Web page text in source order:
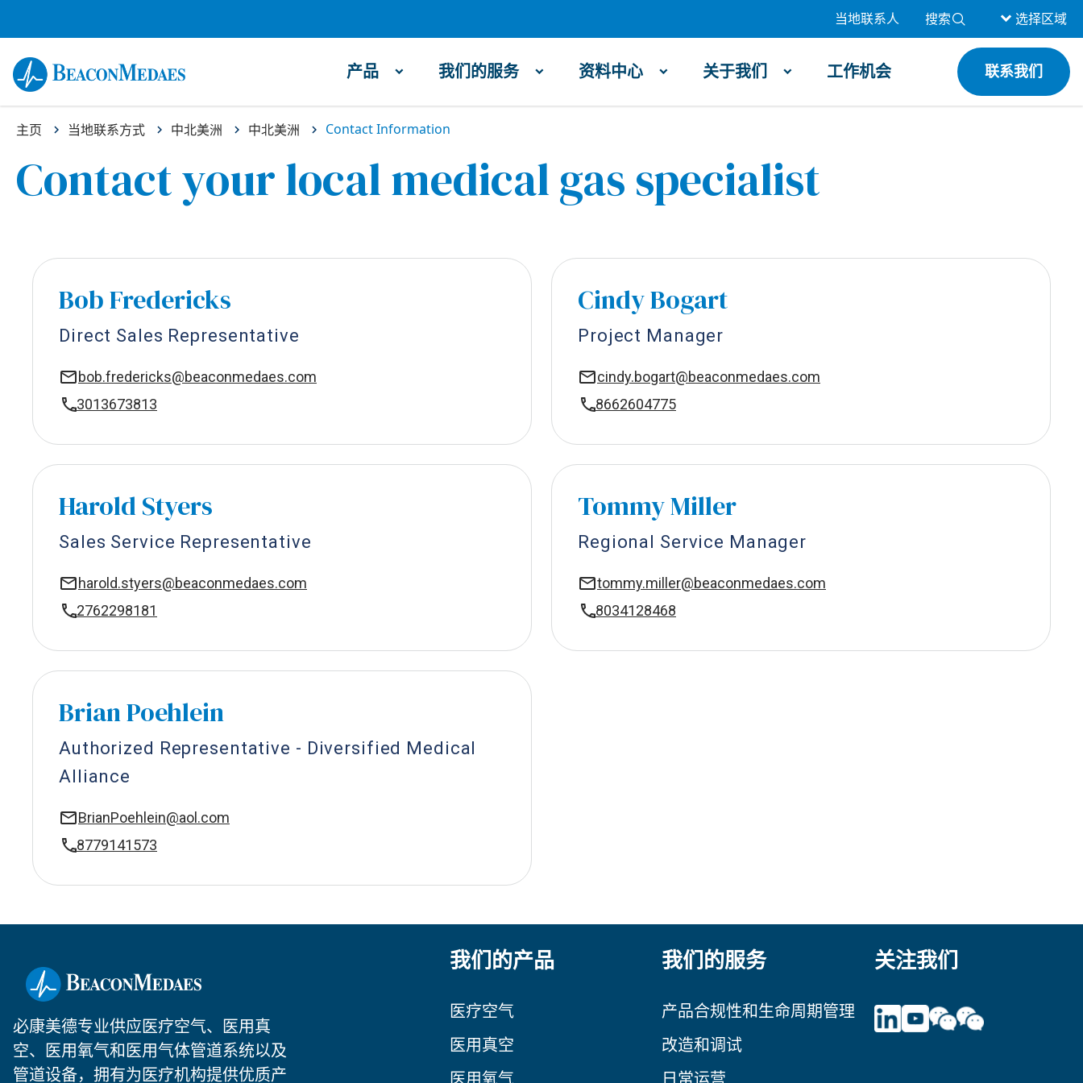
当地联系人 搜索 选择区域
产品 我们的服务 资料中心 关于我们 工作机会 联系我们
主页 当地联系方式 中北美洲 中北美洲 Contact Information
Contact your local medical gas specialist
Direct Sales Representative
Bob Fredericks
bob.fredericks@beaconmedaes.com
3013673813
Project Manager
Cindy Bogart
cindy.bogart@beaconmedaes.com
8662604775
Sales Service Representative
Harold Styers
harold.styers@beaconmedaes.com
2762298181
Regional Service Manager
Tommy Miller
tommy.miller@beaconmedaes.com
8034128468
Authorized Representative - Diversified Medical
Alliance
Brian Poehlein
BrianPoehlein@aol.com
8779141573
必康美德专业供应医疗空气、医用真
空、医用氧气和医用气体管道系统以及
管道设备，拥有为医疗机构提供优质产
我们的产品
医疗空气
医用真空
医用氧气
我们的服务
产品合规性和生命周期管理
改造和调试
日常运营
关注我们